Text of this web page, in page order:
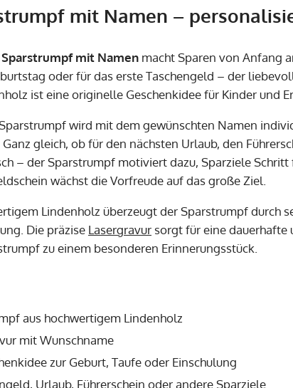
mit Namen –
mit Namen macht Sparen von Anfang
oder für das erste Taschengeld – der
ist eine originelle Geschenkidee für Kinder und
wird mit dem gewünschten Namen
gleich, ob für den nächsten Urlaub, den
– der Sparstrumpf motiviert dazu, Sparziele
wächst die Vorfreude auf das große Ziel.
Lindenholz überzeugt der Sparstrumpf durch
Die präzise Lasergravur sorgt für eine dauerhafte
zu einem besonderen Erinnerungsstück.
aus hochwertigem Lindenholz
mit Wunschname
zur Geburt, Taufe oder Einschulung
Urlaub, Führerschein oder andere Sparziele